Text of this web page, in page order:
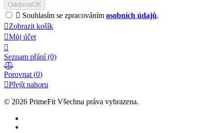
OdebíratOK
 Souhlasím se zpracováním osobních údajů.
Zobrazit košík
Můj účet

Seznam přání (0)

Porovnat (0)
Přejít nahoru
© 2026 PrimeFit Všechna práva vyhrazena.